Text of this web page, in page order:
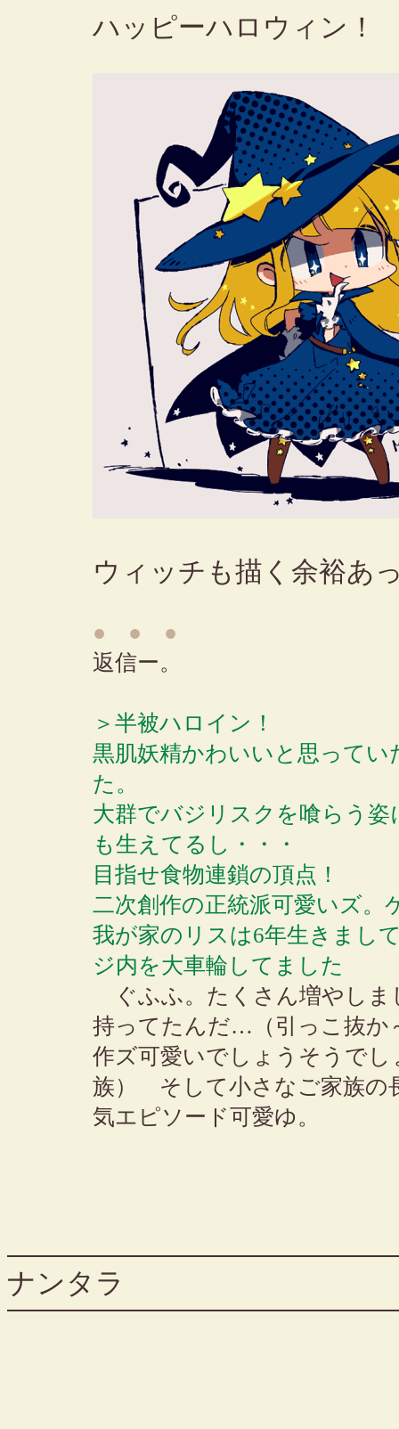
ハッピーハロウィン！
ウィッチも描く余裕あ
● ● ●
返信ー。
＞半被ハロイン！
黒肌妖精かわいいと思って
た。
大群でバジリスクを喰らう
も生えてるし・・・
目指せ食物連鎖の頂点！
二次創作の正統派可愛いズ。
我が家のリスは6年生きまし
ジ内を大車輪してました
ぐふふ。たくさん増やしま
持ってたんだ…（引っこ抜
作ズ可愛いでしょうそうで
族） そして小さなご家族の
気エピソード可愛ゆ。
ナンタラ